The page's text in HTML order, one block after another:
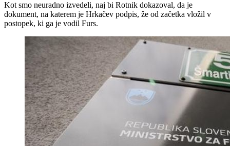
Kot smo neuradno izvedeli, naj bi Rotnik dokazoval, da je
dokument, na katerem je Hrkačev podpis, že od začetka vložil v
postopek, ki ga je vodil Furs.